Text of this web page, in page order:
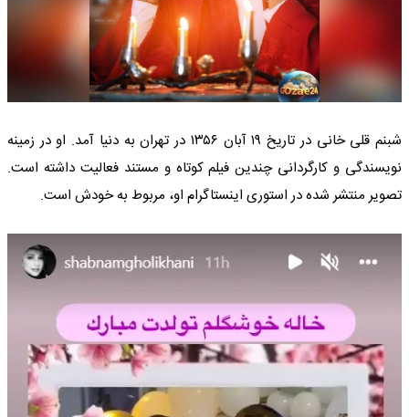
شبنم قلی خانی در تاریخ ۱۹ آبان ۱۳۵۶ در تهران به دنیا آمد. او در زمینه
نویسندگی و کارگردانی چندین فیلم کوتاه و مستند فعالیت داشته است.
تصویر منتشر شده در استوری اینستاگرام او، مربوط به خودش است.